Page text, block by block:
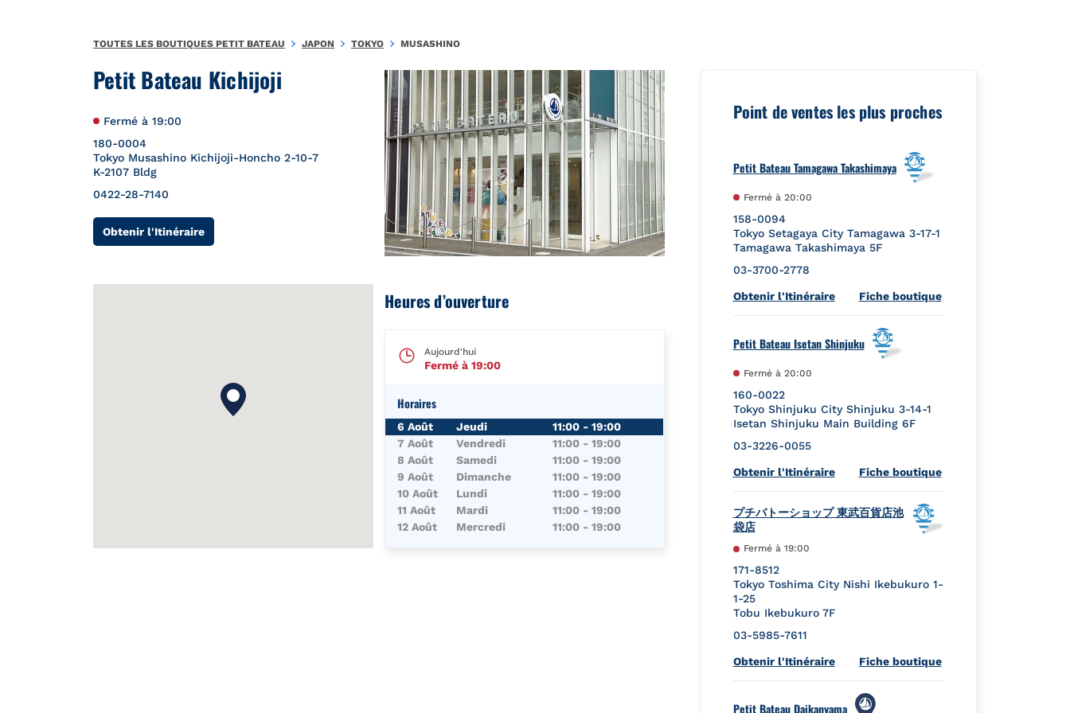
Petit Bateau Kichijoji
Fermé à 19:00
180-0004
Tokyo Musashino Kichijoji-Honcho 2-10-7
K-2107 Bldg
0422-28-7140
Obtenir l'ItinéraireLink Opens in New Tab
Heures d’ouverture
Aujourd'hui
Fermé à19:00
Horaires
Jour de la Semaine
6 Août Jeudi 11:00 -19:00
7 Août
Vendredi 11:00 -19:00
8 Août
Samedi 11:00 -19:00
9 Août
Dimanche 11:00 -19:00
10 Août
Lundi 11:00 -19:00
11 Août
Mardi 11:00 -19:00
12 Août
Mercredi 11:00 -19:00
Point de ventes les plus proches
Petit Bateau Tamagawa Takashimaya
Fermé à 20:00
158-0094
Tokyo Setagaya City Tamagawa 3-17-1
Tamagawa Takashimaya 5F
03-3700-2778
Obtenir l'ItinéraireLink Opens in New Tab
Fiche boutique
Petit Bateau Isetan Shinjuku
Fermé à 20:00
160-0022
Tokyo Shinjuku City Shinjuku 3-14-1
Isetan Shinjuku Main Building 6F
03-3226-0055
Obtenir l'ItinéraireLink Opens in New Tab
Fiche boutique
プチバトーショップ 東武百貨店池
袋店
Fermé à 19:00
171-8512
Tokyo Toshima City Nishi Ikebukuro 1-
1-25
Tobu Ikebukuro 7F
03-5985-7611
Obtenir l'ItinéraireLink Opens in New Tab
Fiche boutique
Petit Bateau Daikanyama
TOUTES LES BOUTIQUES PETIT BATEAU JAPON TOKYO MUSASHINO